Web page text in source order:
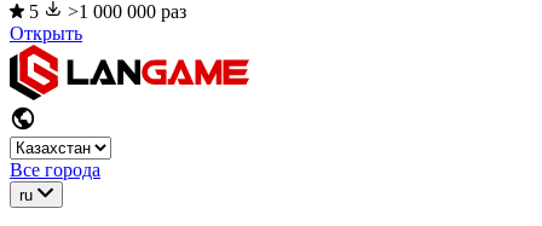
5
>1 000 000 раз
Открыть
Все города
ru